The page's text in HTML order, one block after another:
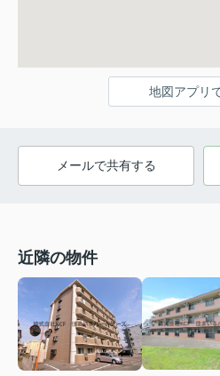
地図アプリ
メールで共有する
近隣の物件